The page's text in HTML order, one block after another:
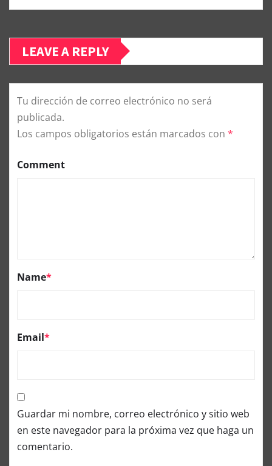
LEAVE A REPLY
Tu dirección de correo electrónico no será
publicada.
Los campos obligatorios están marcados con *
Comment
Name*
Email*
Guardar mi nombre, correo electrónico y sitio web
en este navegador para la próxima vez que haga un
comentario.